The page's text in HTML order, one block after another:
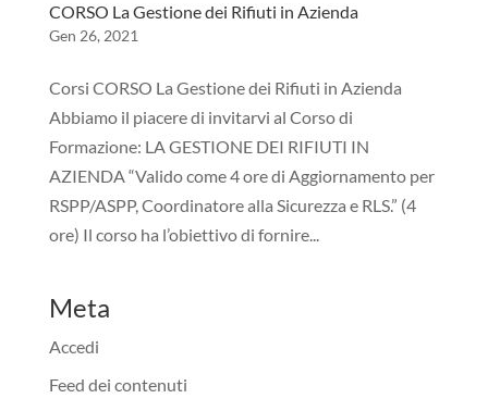
CORSO La Gestione dei Rifiuti in Azienda
Gen 26, 2021
Corsi CORSO La Gestione dei Rifiuti in Azienda
Abbiamo il piacere di invitarvi al Corso di
Formazione: LA GESTIONE DEI RIFIUTI IN
AZIENDA “Valido come 4 ore di Aggiornamento per
RSPP/ASPP, Coordinatore alla Sicurezza e RLS.” (4
ore) Il corso ha l’obiettivo di fornire...
Meta
Accedi
Feed dei contenuti